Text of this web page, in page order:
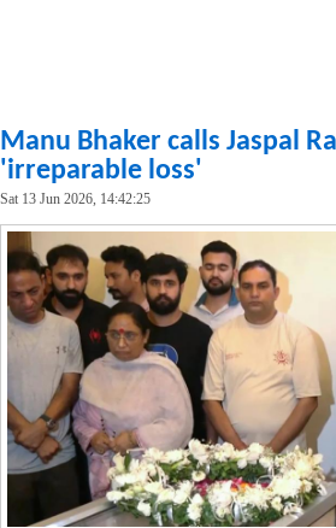
Manu Bhaker calls Jaspal
'irreparable loss'
Sat 13 Jun 2026, 14:42:25